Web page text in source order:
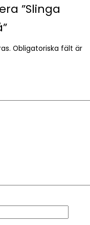
”Slinga
Obligatoriska fält är